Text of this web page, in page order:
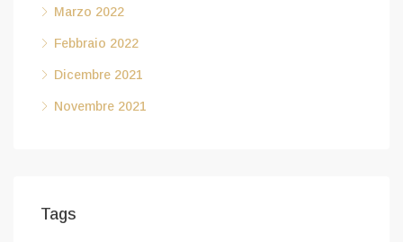
Marzo 2022
Febbraio 2022
Dicembre 2021
Novembre 2021
Tags